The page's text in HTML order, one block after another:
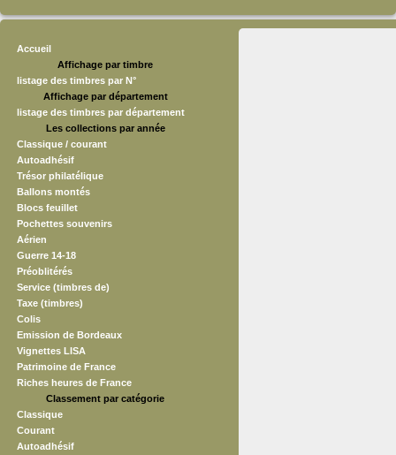
Accueil
Affichage par timbre
listage des timbres par N°
Affichage par département
listage des timbres par département
Les collections par année
Classique / courant
Autoadhésif
Trésor philatélique
Ballons montés
Blocs feuillet
Pochettes souvenirs
Aérien
Guerre 14-18
Préoblitérés
Service (timbres de)
Taxe (timbres)
Colis
Emission de Bordeaux
Vignettes LISA
Patrimoine de France
Riches heures de France
Classement par catégorie
Classique
Courant
Autoadhésif